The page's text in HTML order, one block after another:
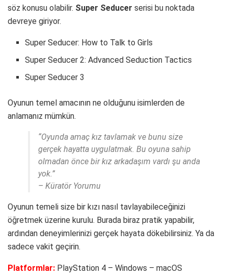
söz konusu olabilir. Super Seducer serisi bu noktada
devreye giriyor.
Super Seducer: How to Talk to Girls
Super Seducer 2: Advanced Seduction Tactics
Super Seducer 3
Oyunun temel amacının ne olduğunu isimlerden de
anlamanız mümkün.
“Oyunda amaç kız tavlamak ve bunu size
gerçek hayatta uygulatmak. Bu oyuna sahip
olmadan önce bir kız arkadaşım vardı şu anda
yok.”
– Küratör Yorumu
Oyunun temeli size bir kızı nasıl tavlayabileceğinizi
öğretmek üzerine kurulu. Burada biraz pratik yapabilir,
ardından deneyimlerinizi gerçek hayata dökebilirsiniz. Ya da
sadece vakit geçirin.
Platformlar: PlayStation 4 – Windows – macOS